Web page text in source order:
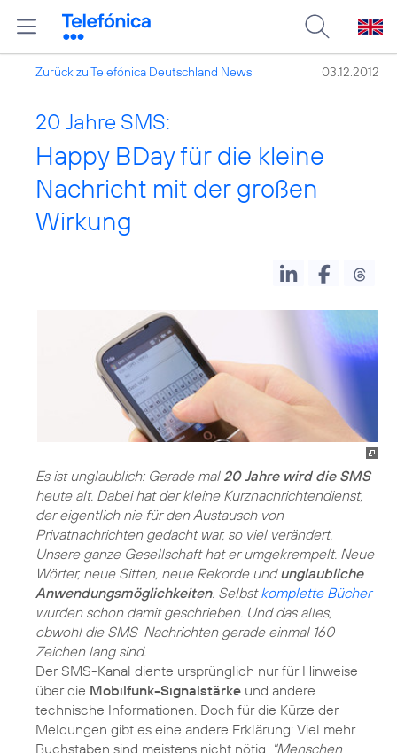
Zurück zu Telefónica Deutschland News 03.12.2012
20 Jahre SMS:
Happy BDay für die kleine
Nachricht mit der großen
Wirkung
Es ist unglaublich: Gerade mal 20 Jahre wird die SMS
heute alt. Dabei hat der kleine Kurznachrichtendienst,
der eigentlich nie für den Austausch von
Privatnachrichten gedacht war, so viel verändert.
Unsere ganze Gesellschaft hat er umgekrempelt. Neue
Wörter, neue Sitten, neue Rekorde undunglaubliche
Anwendungsmöglichkeiten. Selbstkomplette Bücher
wurden schon damit geschrieben. Und das alles,
obwohl die SMS-Nachrichten gerade einmal 160
Zeichen lang sind.
Der SMS-Kanal diente ursprünglich nur für Hinweise
über die Mobilfunk-Signalstärke und andere
technische Informationen. Doch für die Kürze der
Meldungen gibt es eine andere Erklärung: Viel mehr
Buchstaben sind meistens nicht nötig. "Menschen